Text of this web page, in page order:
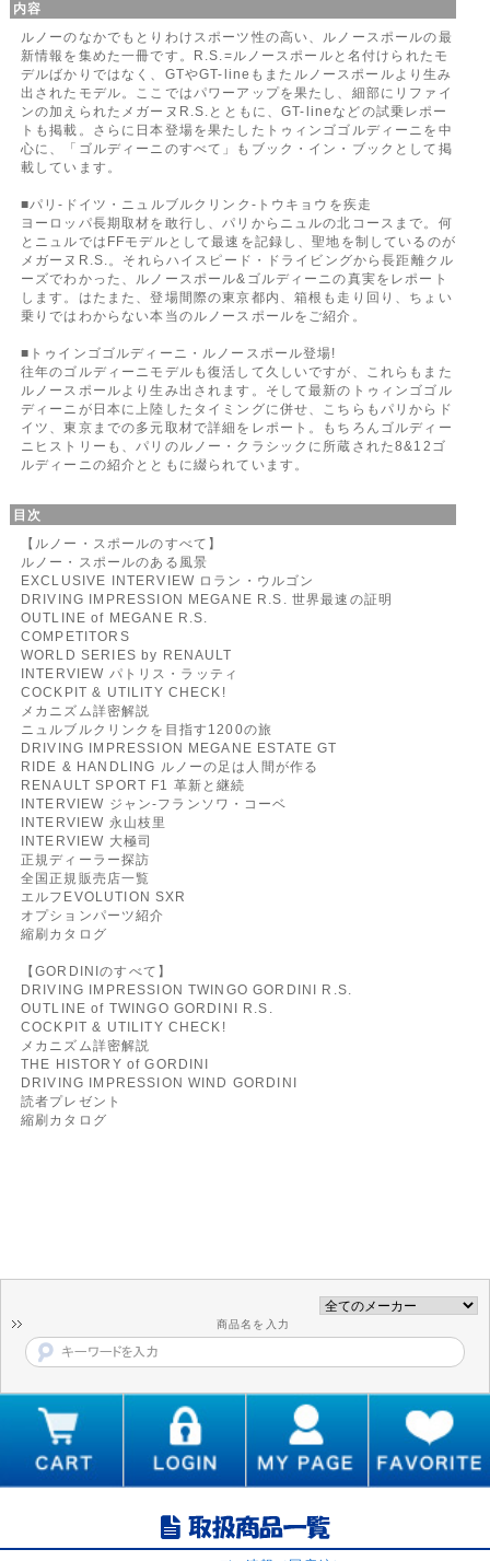
内容
ルノーのなかでもとりわけスポーツ性の高い、ルノースポールの最
新情報を集めた一冊です。R.S.=ルノースポールと名付けられたモ
デルばかりではなく、GTやGT-lineもまたルノースポールより生み
出されたモデル。ここではパワーアップを果たし、細部にリファイ
ンの加えられたメガーヌR.S.とともに、GT-lineなどの試乗レポー
トも掲載。さらに日本登場を果たしたトゥィンゴゴルディーニを中
心に、「ゴルディーニのすべて」もブック・イン・ブックとして掲
載しています。
■パリ-ドイツ・ニュルブルクリンク-トウキョウを疾走
ヨーロッパ長期取材を敢行し、パリからニュルの北コースまで。何
とニュルではFFモデルとして最速を記録し、聖地を制しているのが
メガーヌR.S.。それらハイスピード・ドライビングから長距離クル
ーズでわかった、ルノースポール&ゴルディーニの真実をレポート
します。はたまた、登場間際の東京都内、箱根も走り回り、ちょい
乗りではわからない本当のルノースポールをご紹介。
■トゥインゴゴルディーニ・ルノースポール登場!
往年のゴルディーニモデルも復活して久しいですが、これらもまた
ルノースポールより生み出されます。そして最新のトゥィンゴゴル
ディーニが日本に上陸したタイミングに併せ、こちらもパリからド
イツ、東京までの多元取材で詳細をレポート。もちろんゴルディー
ニヒストリーも、パリのルノー・クラシックに所蔵された8&12ゴ
ルディーニの紹介とともに綴られています。
目次
【ルノー・スポールのすべて】
ルノー・スポールのある風景
EXCLUSIVE INTERVIEW ロラン・ウルゴン
DRIVING IMPRESSION MEGANE R.S. 世界最速の証明
OUTLINE of MEGANE R.S.
COMPETITORS
WORLD SERIES by RENAULT
INTERVIEW パトリス・ラッティ
COCKPIT & UTILITY CHECK!
メカニズム詳密解説
ニュルブルクリンクを目指す1200の旅
DRIVING IMPRESSION MEGANE ESTATE GT
RIDE & HANDLING ルノーの足は人間が作る
RENAULT SPORT F1 革新と継続
INTERVIEW ジャン-フランソワ・コーベ
INTERVIEW 永山枝里
INTERVIEW 大極司
正規ディーラー探訪
全国正規販売店一覧
エルフEVOLUTION SXR
オプションパーツ紹介
縮刷カタログ
【GORDINIのすべて】
DRIVING IMPRESSION TWINGO GORDINI R.S.
OUTLINE of TWINGO GORDINI R.S.
COCKPIT & UTILITY CHECK!
メカニズム詳密解説
THE HISTORY of GORDINI
DRIVING IMPRESSION WIND GORDINI
読者プレゼント
縮刷カタログ
商品名を入力